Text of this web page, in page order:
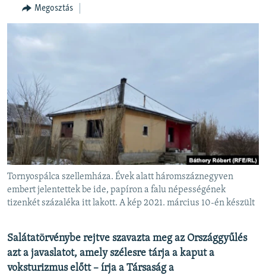
NER15
SZABADON
TÁRSADALOM
A PÉNZ NYOMÁBAN
EURÓPAI UNIÓ
VILÁG
KLÍMAVÁLTOZÁS
A MÚLT TANULSÁGAI
Valamennyi RFE/RL weboldal
Megosztás
Tornyospálca szellemháza. Évek alatt háromszáznegyven
embert jelentettek be ide, papíron a falu népességének
tizenkét százaléka itt lakott. A kép 2021. március 10-én készült
Salátatörvénybe rejtve szavazta meg az Országgyűlés
azt a javaslatot, amely szélesre tárja a kaput a
voksturizmus előtt – írja a Társaság a